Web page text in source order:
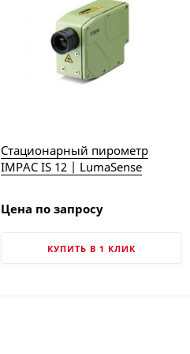
Стационарный пирометр
IMPAC IS 12 | LumaSense
Цена по запросу
КУПИТЬ В 1 КЛИК